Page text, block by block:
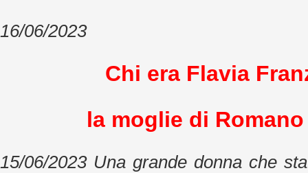
16/06/2023
Chi era Flavia
la moglie di
15/06/2023 Una grande donna che